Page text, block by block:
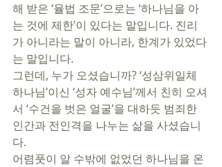
해 받은 ‘율법 조문’으로는 ‘하나님을 아
는 것에 제한’이 있다는 말입니다. 진리
가 아니라는 말이 아니라, 한계가 있었다
는 말입니다.
그런데, 누가 오셨습니까? ‘성삼위일체
하나님’이신 ‘성자 예수님’께서 친히 오셔
서 ‘수건을 벗은 얼굴’을 대하듯 범죄한
인간과 전인격을 나누는 삶을 사셨습니
다.
어렴풋이 알 수밖에 없었던 하나님을 온